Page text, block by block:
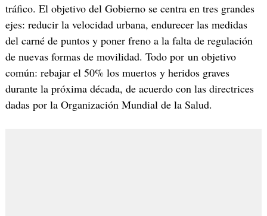
tráfico. El objetivo del Gobierno se centra en tres grandes
ejes: reducir la velocidad urbana, endurecer las medidas
del carné de puntos y poner freno a la falta de regulación
de nuevas formas de movilidad. Todo por un objetivo
común: rebajar el 50% los muertos y heridos graves
durante la próxima década, de acuerdo con las directrices
dadas por la Organización Mundial de la Salud.